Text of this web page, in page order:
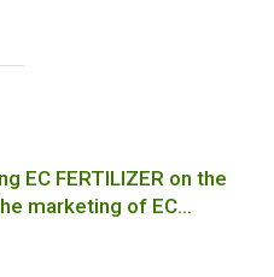
EC FERTILIZER on the
marketing of EC
for a certificate